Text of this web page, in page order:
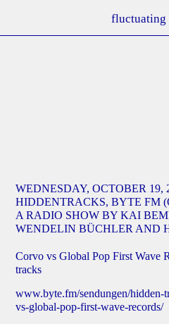
fluctuating
WEDNESDAY, OCTOBER 19,
HIDDENTRACKS, BYTE FM
A RADIO SHOW BY KAI
WENDELIN BÜCHLER AND
Corvo vs Global Pop First Wave
tracks
www.byte.fm/sendungen/hidden-
vs-global-pop-first-wave-records/